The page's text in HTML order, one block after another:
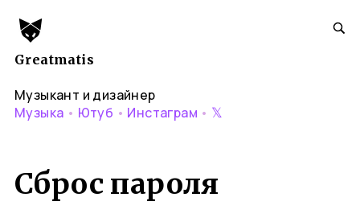
Greatmatis
Музыкант и дизайнер
Музыка • Ютуб • Инстаграм • 𝕏
Сброс пароля